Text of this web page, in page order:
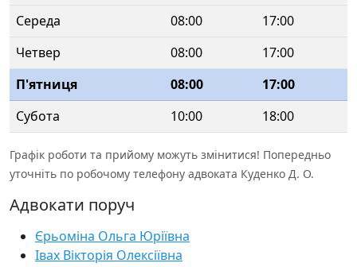
Середа
08:00
17:00
Четвер
08:00
17:00
П'ятниця
08:00
17:00
Субота
10:00 18:00
Графік роботи та прийому можуть змінитися! Попередньо
уточніть по робочому телефону адвоката Куденко Д. О.
Адвокати поруч
Єрьоміна Ольга Юріївна
Івах Вікторія Олексіївна